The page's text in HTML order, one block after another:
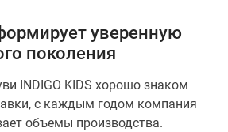
уверенную
поколения
INDIGO KIDS хорошо знаком
с каждым годом компания
объемы производства.